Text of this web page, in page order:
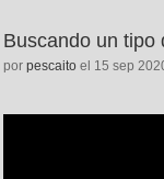
Buscando un tipo
por pescaito el 15 sep